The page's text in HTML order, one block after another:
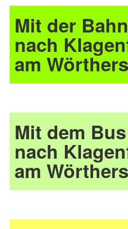
Mit der Bahn
nach
am
Mit dem Bus
nach
am